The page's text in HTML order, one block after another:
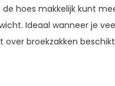
hoes makkelijk kunt
Ideaal wanneer je
broekzakken